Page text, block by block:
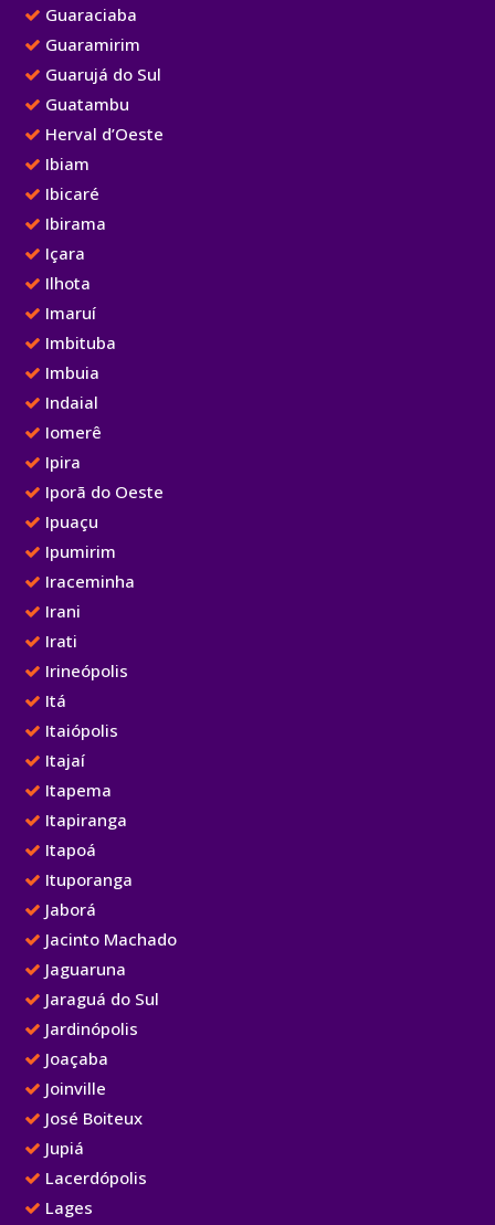
Guaraciaba
Guaramirim
Guarujá do Sul
Guatambu
Herval d’Oeste
Ibiam
Ibicaré
Ibirama
Içara
Ilhota
Imaruí
Imbituba
Imbuia
Indaial
Iomerê
Ipira
Iporã do Oeste
Ipuaçu
Ipumirim
Iraceminha
Irani
Irati
Irineópolis
Itá
Itaiópolis
Itajaí
Itapema
Itapiranga
Itapoá
Ituporanga
Jaborá
Jacinto Machado
Jaguaruna
Jaraguá do Sul
Jardinópolis
Joaçaba
Joinville
José Boiteux
Jupiá
Lacerdópolis
Lages